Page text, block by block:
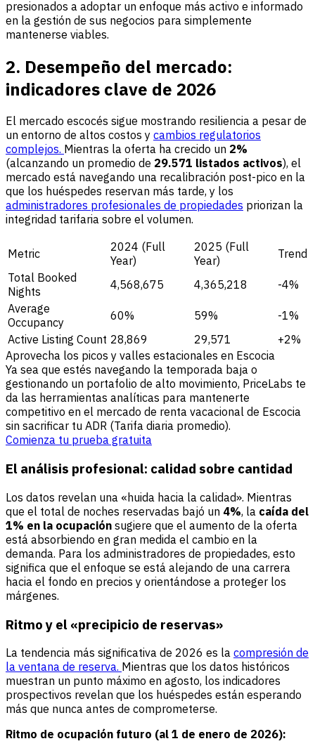
presionados a adoptar un enfoque más activo e informado
en la gestión de sus negocios para simplemente
mantenerse viables.
2. Desempeño del mercado:
indicadores clave de 2026
El mercado escocés sigue mostrando resiliencia a pesar de
un entorno de altos costos y cambios regulatorios
complejos. Mientras la oferta ha crecido un 2%
(alcanzando un promedio de 29.571 listados activos), el
mercado está navegando una recalibración post-pico en la
que los huéspedes reservan más tarde, y los
administradores profesionales de propiedades priorizan la
integridad tarifaria sobre el volumen.
Metric
2024 (Full
Year)
2025 (Full
Year)
Trend
Total Booked
Nights
4,568,675 4,365,218
-4%
Average
Occupancy
60% 59%
-1%
Active Listing Count 28,869 29,571
+2%
Aprovecha los picos y valles estacionales en Escocia
Ya sea que estés navegando la temporada baja o
gestionando un portafolio de alto movimiento, PriceLabs te
da las herramientas analíticas para mantenerte
competitivo en el mercado de renta vacacional de Escocia
sin sacrificar tu ADR (Tarifa diaria promedio).
Comienza tu prueba gratuita
El análisis profesional: calidad sobre cantidad
Los datos revelan una «huida hacia la calidad». Mientras
que el total de noches reservadas bajó un 4%, la caída del
1% en la ocupación sugiere que el aumento de la oferta
está absorbiendo en gran medida el cambio en la
demanda. Para los administradores de propiedades, esto
significa que el enfoque se está alejando de una carrera
hacia el fondo en precios y orientándose a proteger los
márgenes.
Ritmo y el «precipicio de reservas»
La tendencia más significativa de 2026 es la compresión de
la ventana de reserva. Mientras que los datos históricos
muestran un punto máximo en agosto, los indicadores
prospectivos revelan que los huéspedes están esperando
más que nunca antes de comprometerse.
Ritmo de ocupación futuro (al 1 de enero de 2026):